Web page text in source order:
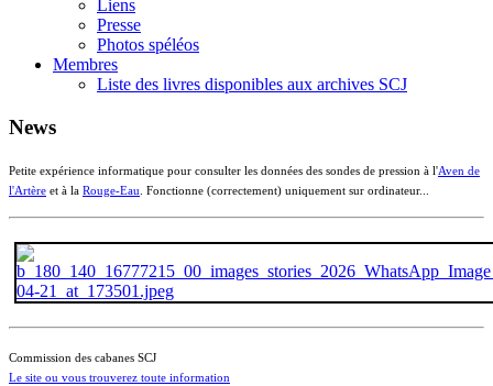
Liens
Presse
Photos spéléos
Membres
Liste des livres disponibles aux archives SCJ
News
Petite expérience informatique pour consulter les données des sondes de pression à l'Aven de
l'Artère et à la Rouge-Eau. Fonctionne (correctement) uniquement sur ordinateur...
Commission des cabanes SCJ
Le site ou vous trouverez toute information